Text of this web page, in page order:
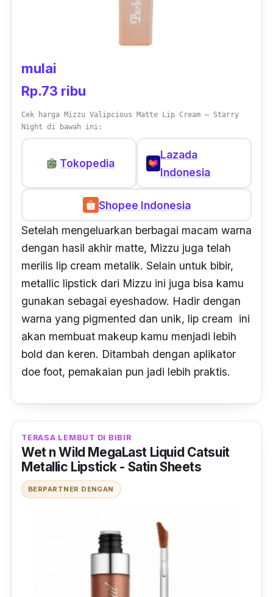
mulai
Rp.73 ribu
Cek harga Mizzu Valipcious Matte Lip Cream – Starry
Night di bawah ini:
Tokopedia
Lazada
Indonesia
Shopee Indonesia
Setelah mengeluarkan berbagai macam warna
dengan hasil akhir matte, Mizzu juga telah
merilis lip cream metalik. Selain untuk bibir,
metallic lipstick dari Mizzu ini juga bisa kamu
gunakan sebagai eyeshadow. Hadir dengan
warna yang pigmented dan unik, lip cream ini
akan membuat makeup kamu menjadi lebih
bold dan keren. Ditambah dengan aplikator
doe foot, pemakaian pun jadi lebih praktis.
TERASA LEMBUT DI BIBIR
Wet n Wild MegaLast Liquid Catsuit
Metallic Lipstick - Satin Sheets
BERPARTNER DENGAN